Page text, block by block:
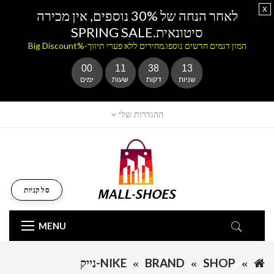
ההגדרות שלי
MENU
סל קניות
SHOP
BRAND
NIKE-נייק
לאחר הנחה של 30% נוספים, אין מכירה
סיטונאית.SPRING SALE
המון דגמים חדשים נוספו.מחירים ללא פערי תיווך-%Big Discount
00
ימים
11
שעות
38
דקות
13
שניות
x